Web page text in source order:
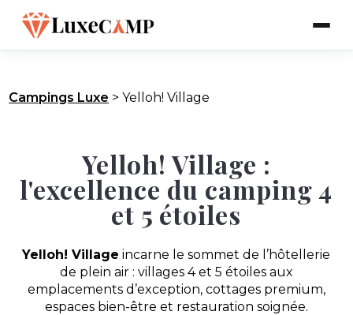
Campings Luxe >Yelloh! Village
Yelloh! Village :
l'excellence du camping 4
et 5 étoiles
Yelloh! Village incarne le sommet de l’hôtellerie
de plein air : villages 4 et 5 étoiles aux
emplacements d’exception, cottages premium,
espaces bien-être et restauration soignée.